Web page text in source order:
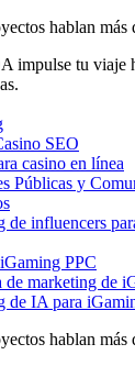
hablan más
impulse tu viaje
SEO
casino en línea
Públicas y
de influencers
PPC
de marketing de
de IA para
hablan más